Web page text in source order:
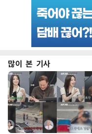
많이 본 기사